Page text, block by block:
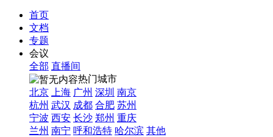
首页
文档
专题
会议
全部 直播间
热门城市
北京
上海 广州 深圳 南京
杭州 武汉 成都 合肥 苏州
宁波 西安 长沙 郑州 重庆
兰州 南宁 呼和浩特 哈尔滨 其他